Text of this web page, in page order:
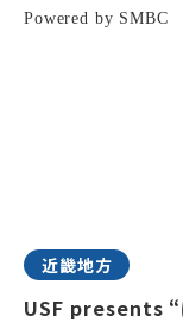
近畿地方
USF presents “